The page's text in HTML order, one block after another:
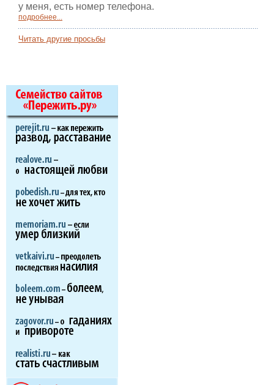
у меня, есть номер телефона.
подробнее...
Читать другие просьбы